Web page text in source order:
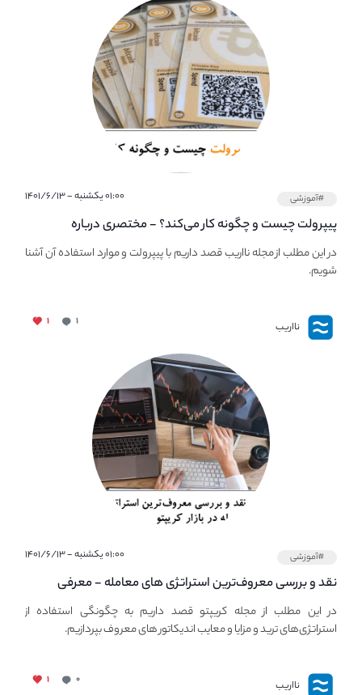
#آموزشی ۰۱:۰۰ یکشنبه - ۱۴۰۱/۶/۱۳
پیپر‌ولت چیست و چگونه کار می‌کند؟ - مختصری درباره
PaperWallet
در این مطلب از مجله نااریب قصد داریم با پیپر‌ولت و موارد استفاده آن آشنا
شویم.
نااریب ۱ ۱
#آموزشی ۰۱:۰۰ یکشنبه - ۱۴۰۱/۶/۱۳
نقد و بررسی معروف‌ترین استراتژی های معامله - معرفی
استراتژی های مهم ترید در بازار کریپتو
در این مطلب از مجله کریپتو قصد داریم به چگونگی استفاده از
استراتژی‌های ترید و مزایا و معایب اندیکاتور های معروف بپردازیم.
نااریب ۰ ۱